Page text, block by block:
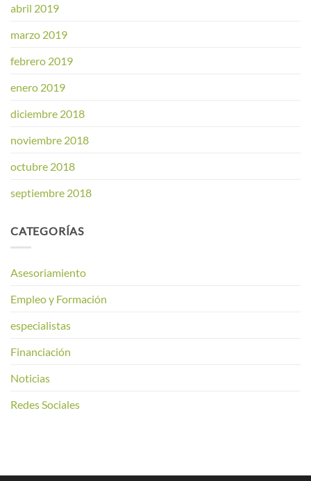
abril 2019
marzo 2019
febrero 2019
enero 2019
diciembre 2018
noviembre 2018
octubre 2018
septiembre 2018
CATEGORÍAS
Asesoriamiento
Empleo y Formación
especialistas
Financiación
Noticias
Redes Sociales